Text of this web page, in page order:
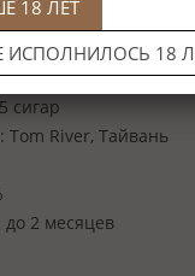
солевой
сигар
Tom River, Тайвань
до 2 месяцев
18 ЛЕТ
ИСПОЛНИЛОСЬ 18